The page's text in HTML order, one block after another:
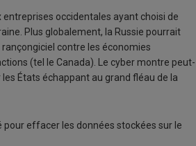
entreprises occidentales ayant choisi de
Plus globalement, la Russie pourrait
rançongiciel contre les économies
(tel le Canada). Le cyber montre peut-
États échappant au grand fléau de la
effacer les données stockées sur le